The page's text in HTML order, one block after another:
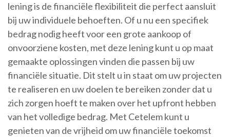
lening is de financiële flexibiliteit die perfect aansluit
bij uw individuele behoeften. Of u nu een specifiek
bedrag nodig heeft voor een grote aankoop of
onvoorziene kosten, met deze lening kunt u op maat
gemaakte oplossingen vinden die passen bij uw
financiële situatie. Dit stelt u in staat om uw projecten
te realiseren en uw doelen te bereiken zonder dat u
zich zorgen hoeft te maken over het upfront hebben
van het volledige bedrag. Met Cetelem kunt u
genieten van de vrijheid om uw financiële toekomst